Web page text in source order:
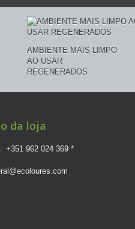
AMBIENTE MAIS LIMPO
AO USAR
REGENERADOS
da loja
+351 962 024 369 *